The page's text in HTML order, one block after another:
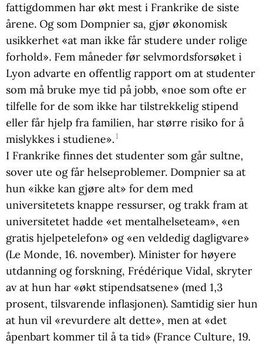
fattigdommen har økt mest i Frankrike de siste
årene. Og som Dompnier sa, gjør økonomisk
usikkerhet «at man ikke får studere under rolige
forhold». Fem måneder før selvmordsforsøket i
Lyon advarte en offentlig rapport om at studenter
som må bruke mye tid på jobb, «noe som ofte er
tilfelle for de som ikke har tilstrekkelig stipend
eller får hjelp fra familien, har større risiko for å
mislykkes i studiene».1
I Frankrike finnes det studenter som går sultne,
sover ute og får helseproblemer. Dompnier sa at
hun «ikke kan gjøre alt» for dem med
universitetets knappe ressurser, og trakk fram at
universitetet hadde «et mentalhelseteam», «en
gratis hjelpetelefon» og «en veldedig dagligvare»
(Le Monde, 16. november). Minister for høyere
utdanning og forskning, Frédérique Vidal, skryter
av at hun har «økt stipendsatsene» (med 1,3
prosent, tilsvarende inflasjonen). Samtidig sier hun
at hun vil «revurdere alt dette», men at «det
åpenbart kommer til å ta tid» (France Culture, 19.